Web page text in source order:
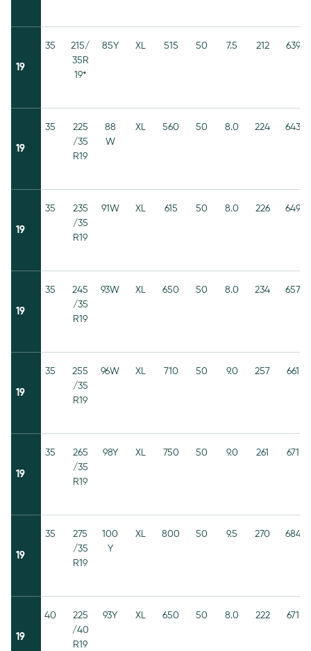
19
35
215/
35R
19*
85Y XL 515 50 7.5 212 639
19
35
225
/35
R19
88
W
XL 560 50 8.0 224 643
19
35
235
/35
R19
91W XL 615 50 8.0 226 649
19
35
245
/35
R19
93W XL 650 50 8.0 234 657
19
35
255
/35
R19
96W XL 710 50 9.0 257 661
19
35
265
/35
R19
98Y XL 750 50 9.0 261 671
19
35
275
/35
R19
100
Y
XL 800 50 9.5 270 684
19
40
225
/40
R19
93Y XL 650 50 8.0 222 671